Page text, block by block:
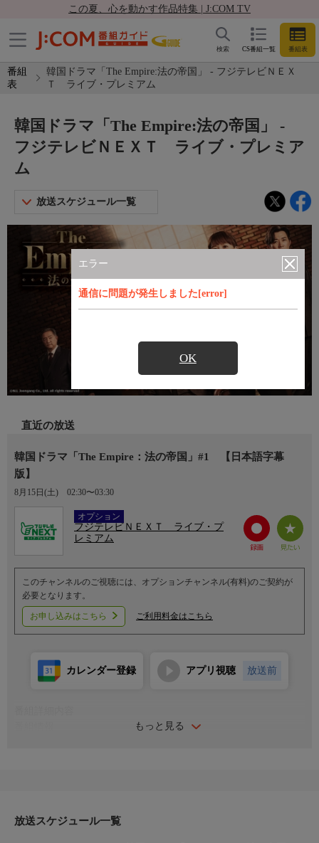
この夏、心を動かす作品特集 | J:COM TV
CS番組一覧 番組表
検索
番組
表
韓国ドラマ「The Empire:法の帝国」 - フジテレビＮＥＸ
Ｔ ライブ・プレミアム
エラー
通信に問題が発生しました[error]
OK
韓国ドラマ「The Empire:法の帝国」 -
フジテレビＮＥＸＴ ライブ・プレミア
ム
放送スケジュール一覧
直近の放送
韓国ドラマ「The Empire：法の帝国」#1 【日本語字幕
版】
8月15日(土) 02:30〜03:30
オプション
Ch.752
フジテレビＮＥＸＴ ライブ・プ
レミアム
このチャンネルのご視聴には、オプションチャンネル(有料)のご契約が
必要となります。
お申し込みはこちら ご利用料金はこちら
もっと見る
カレンダー登録 アプリ視聴 放送前
と称賛される存在。しかし、その華やかな表面の裏では、秘密と
放送スケジュール一覧